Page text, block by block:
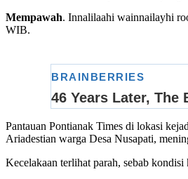
Mempawah. Innalilaahi wainnailayhi
WIB.
Pantauan Pontianak Times di lokasi
Ariadestian warga Desa Nusapati,
Kecelakaan terlihat parah, sebab